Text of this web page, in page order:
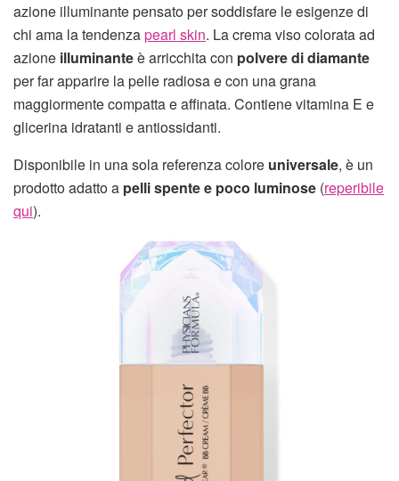
azione illuminante pensato per soddisfare le esigenze di
chi ama la tendenzapearl skin. La crema viso colorata ad
azione illuminanteè arricchita con polvere di diamante
per far apparire la pelle radiosa e con una grana
maggiormente compatta e affinata. Contiene vitamina E e
glicerina idratanti e antiossidanti.
Disponibile in una sola referenza colore universale, è un
prodotto adatto a pelli spente e poco luminose (reperibile
qui).